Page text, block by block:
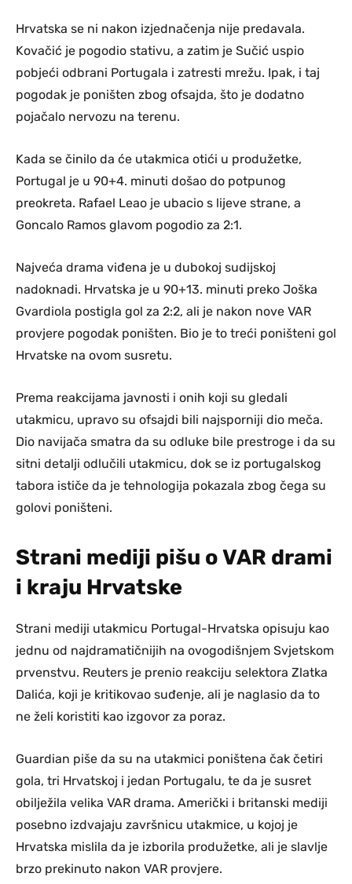
Hrvatska se ni nakon izjednačenja nije predavala.
Kovačić je pogodio stativu, a zatim je Sučić uspio
pobjeći odbrani Portugala i zatresti mrežu. Ipak, i taj
pogodak je poništen zbog ofsajda, što je dodatno
pojačalo nervozu na terenu.
Kada se činilo da će utakmica otići u produžetke,
Portugal je u 90+4. minuti došao do potpunog
preokreta. Rafael Leao je ubacio s lijeve strane, a
Goncalo Ramos glavom pogodio za 2:1.
Najveća drama viđena je u dubokoj sudijskoj
nadoknadi. Hrvatska je u 90+13. minuti preko Joška
Gvardiola postigla gol za 2:2, ali je nakon nove VAR
provjere pogodak poništen. Bio je to treći poništeni gol
Hrvatske na ovom susretu.
Prema reakcijama javnosti i onih koji su gledali
utakmicu, upravo su ofsajdi bili najsporniji dio meča.
Dio navijača smatra da su odluke bile prestroge i da su
sitni detalji odlučili utakmicu, dok se iz portugalskog
tabora ističe da je tehnologija pokazala zbog čega su
golovi poništeni.
Strani mediji pišu o VAR drami
i kraju Hrvatske
Strani mediji utakmicu Portugal-Hrvatska opisuju kao
jednu od najdramatičnijih na ovogodišnjem Svjetskom
prvenstvu. Reuters je prenio reakciju selektora Zlatka
Dalića, koji je kritikovao suđenje, ali je naglasio da to
ne želi koristiti kao izgovor za poraz.
Guardian piše da su na utakmici poništena čak četiri
gola, tri Hrvatskoj i jedan Portugalu, te da je susret
obilježila velika VAR drama. Američki i britanski mediji
posebno izdvajaju završnicu utakmice, u kojoj je
Hrvatska mislila da je izborila produžetke, ali je slavlje
brzo prekinuto nakon VAR provjere.